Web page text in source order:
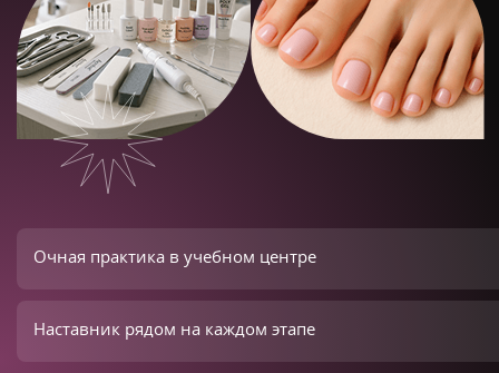
Очная практика в учебном центре
Наставник рядом на каждом этапе